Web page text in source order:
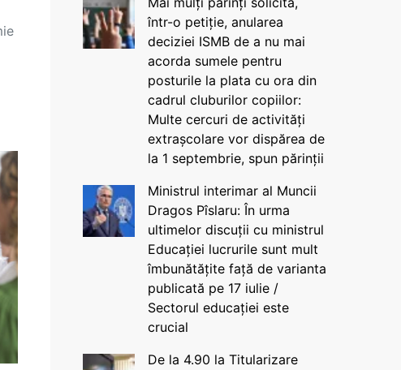
într-o petiție, anularea
deciziei ISMB de a nu mai
acorda sumele pentru
posturile la plata cu ora din
cadrul cluburilor copiilor:
Multe cercuri de activități
extrașcolare vor dispărea de
la 1 septembrie, spun părinții
Ministrul interimar al Muncii
Dragos Pîslaru: În urma
ultimelor discuții cu ministrul
Educației lucrurile sunt mult
îmbunătățite față de varianta
publicată pe 17 iulie /
Sectorul educației este
crucial
De la 4.90 la Titularizare